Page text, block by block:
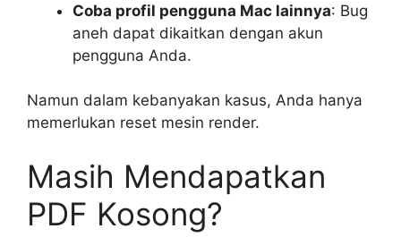
Coba profil pengguna Mac lainnya: Bug
aneh dapat dikaitkan dengan akun
pengguna Anda.
Namun dalam kebanyakan kasus, Anda hanya
memerlukan reset mesin render.
Masih Mendapatkan
PDF Kosong?